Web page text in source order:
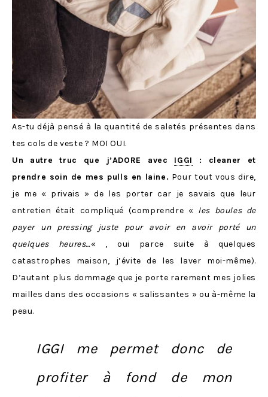
As-tu déjà pensé à la quantité de saletés présentes dans
tes cols de veste ? MOI OUI.
Un autre truc que j’ADORE avec IGGI
: cleaner et
prendre soin de mes pulls en laine. Pour tout vous dire,
je me « privais » de les porter car je savais que leur
entretien était compliqué (comprendre « les boules de
payer un pressing juste pour avoir en avoir porté un
quelques heures…« , oui parce suite à quelques
catastrophes maison, j’évite de les laver moi-même).
D’autant plus dommage que je porte rarement mes jolies
mailles dans des occasions « salissantes » ou à-même la
peau.
IGGI me permet donc de
profiter à fond de mon